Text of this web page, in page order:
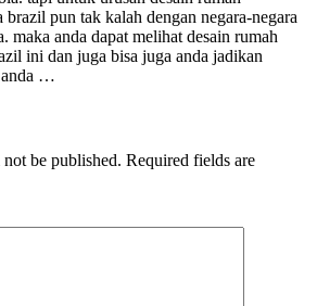
brazil pun tak kalah dengan negara-negara
maka anda dapat melihat desain rumah
ini dan juga bisa juga anda jadikan
anda …
be published. Required fields are